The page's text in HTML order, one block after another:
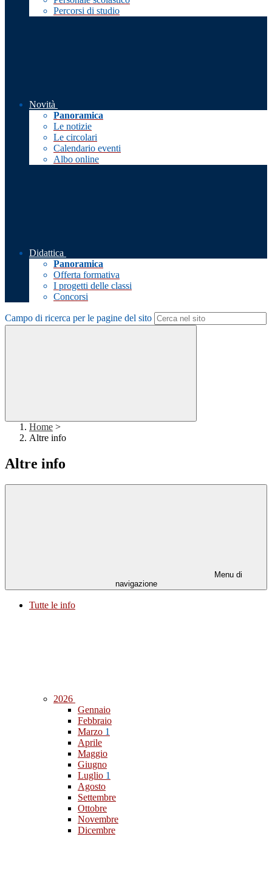
Percorsi di studio
Novità
Panoramica
Le notizie
Le circolari
Calendario eventi
Albo online
Didattica
Panoramica
Offerta formativa
I progetti delle classi
Concorsi
Campo di ricerca per le pagine del sito
Home >
Altre info
Altre info
Menu di
navigazione
Tutte le info
2026
Gennaio
Febbraio
Marzo 1
Aprile
Maggio
Giugno
Luglio 1
Agosto
Settembre
Ottobre
Novembre
Dicembre